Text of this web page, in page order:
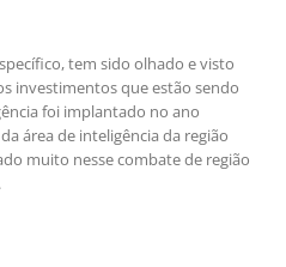
tem sido olhado e visto
investimentos que estão sendo
foi implantado no ano
área de inteligência da região
muito nesse combate de região